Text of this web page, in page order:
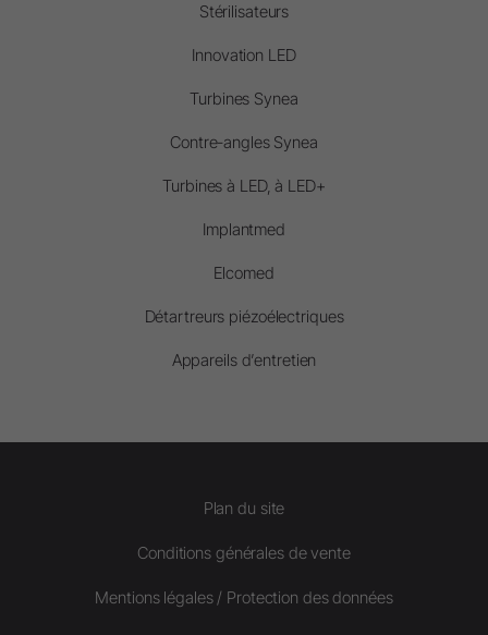
Stérilisateurs
Innovation LED
Turbines Synea
Contre-angles Synea
Turbines à LED, à LED+
Implantmed
Elcomed
Détartreurs piézoélectriques
Appareils d’entretien
Plan du site
Conditions générales de vente
Mentions légales / Protection des données